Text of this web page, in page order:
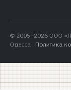
© 2005–2026 ООО
Одесса · Политика